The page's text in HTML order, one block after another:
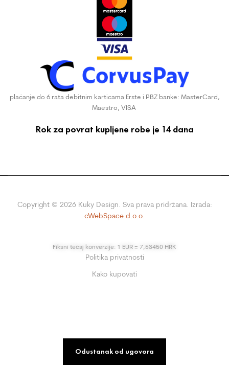
plaćanje do 6 rata debitnim karticama Erste i PBZ banke: MasterCard,
Maestro, VISA
Rok za povrat kupljene robe je 14 dana
Copyright © 2026Kuky Design. Sva prava pridržana. Izrada:
cWebSpace d.o.o.
Fiksni tečaj konverzije: 1 EUR = 7,53450 HRK
Politika privatnosti
Kako kupovati
Odustanak od ugovora